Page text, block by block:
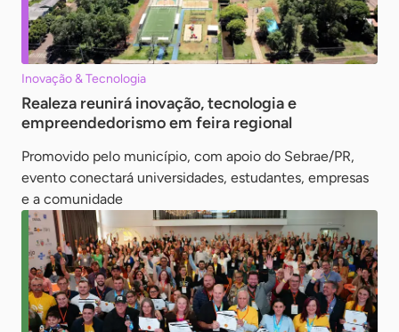
Inovação & Tecnologia
Realeza reunirá inovação, tecnologia e
empreendedorismo em feira regional
Promovido pelo município, com apoio do Sebrae/PR,
evento conectará universidades, estudantes, empresas
e a comunidade